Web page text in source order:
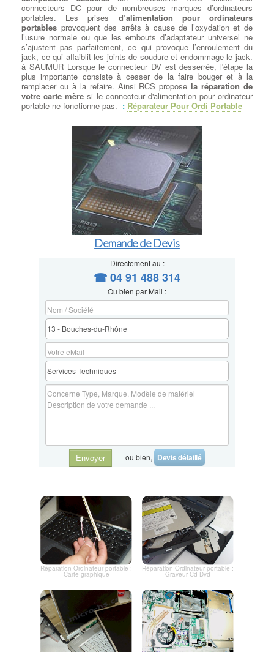
connecteurs DC pour de nombreuses marques d’ordinateurs
portables. Les prises d’alimentation pour ordinateurs
portables provoquent des arrêts à cause de l’oxydation et de
l’usure normale ou que les embouts d’adaptateur universel ne
s’ajustent pas parfaitement, ce qui provoque l’enroulement du
jack, ce qui affaiblit les joints de soudure et endommage le jack.
à SAUMUR Lorsque le connecteur DV est desserrée, l'étape la
plus importante consiste à cesser de la faire bouger et à la
remplacer ou à la refaire. Ainsi RCS propose la réparation de
votre carte mère si le connecteur d'alimentation pour ordinateur
portable ne fonctionne pas. : Réparateur Pour Ordi Portable
Demande de Devis
Directement au :
☎ 04 91 488 314
Ou bien par Mail :
Envoyer ou bien, Devis détaillé
Réparation Ordinateur portable :
Carte graphique
Réparation Ordinateur portable :
Graveur Cd Dvd